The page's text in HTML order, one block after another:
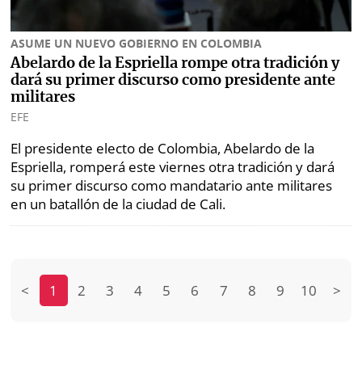
ASUME UN NUEVO GOBIERNO EN COLOMBIA
Abelardo de la Espriella rompe otra tradición y
dará su primer discurso como presidente ante
militares
EFE
El presidente electo de Colombia, Abelardo de la
Espriella, romperá este viernes otra tradición y dará
su primer discurso como mandatario ante militares
en un batallón de la ciudad de Cali.
< 1 2 3 4 5 6 7 8 9 10 >